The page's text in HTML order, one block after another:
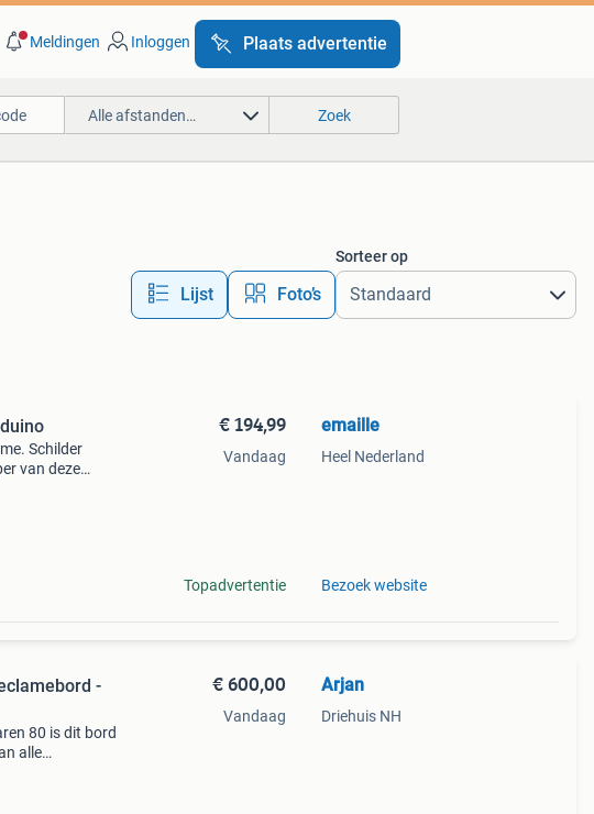
Meldingen Inloggen Plaats advertentie
Alle afstanden… Zoek
Lijst Foto’s
Sorteer op
Schilder
van deze
€ 194,99
Vandaag
Topadvertentie
emaille
Heel Nederland
Bezoek website
-
80 is dit bord
alle
€ 600,00
Vandaag
Arjan
Driehuis NH